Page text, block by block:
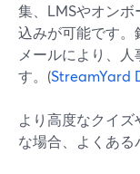
集、LMSやオン
込みが可能です
メールにより、
す。(StreamYard
より高度なクイ
な場合、よくある